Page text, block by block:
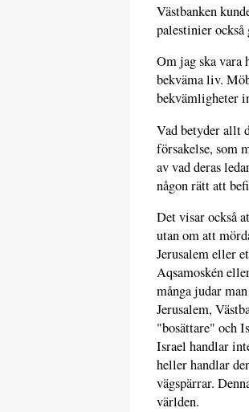
Västbanken
palestinier
Om jag ska vara
bekväma liv.
bekvämligheter
Vad betyder allt
försakelse, som
av vad deras
någon rätt att
Det visar också
utan om att
Jerusalem eller
Aqsamoskén
många judar
Jerusalem,
"bosättare" och
Israel handlar
heller handlar
vägspärrar.
världen.